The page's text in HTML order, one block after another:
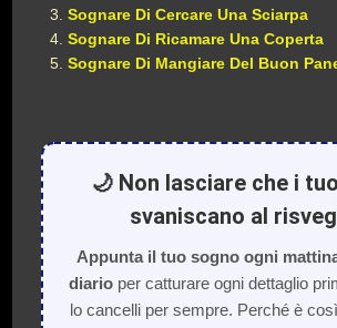
Sognare Di Cercare Una Sciarpa
Sognare Di Ricamare Una Coperta
Sognare Di Mangiare Del Buon
🌙 Non lasciare che i
svaniscano al
Appunta il tuo sogno ogni
diarioper catturare ogni dettaglio
lo cancelli per sempre. Perché è